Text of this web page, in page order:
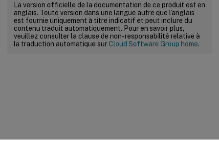
La version officielle de la documentation de ce produit est en
anglais. Toute version dans une langue autre que l’anglais
est fournie uniquement à titre indicatif et peut inclure du
contenu traduit automatiquement. Pour en savoir plus,
veuillez consulter la clause de non-responsabilité relative à
la traduction automatique surCloud Software Group home.